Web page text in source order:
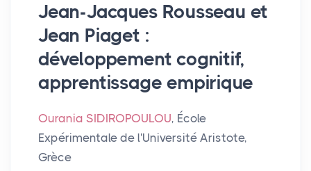
Jean-Jacques Rousseau et
Jean Piaget :
développement cognitif,
apprentissage empirique
Ourania SIDIROPOULOU, École
Expérimentale de l'Université Aristote,
Grèce